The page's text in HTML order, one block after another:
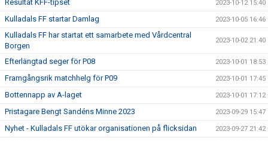
Resultat KFF-tipset 2023-10-12 15:40
Kulladals FF startar Damlag 2023-10-05 16:46
Kulladals FF har startat ett samarbete med Vårdcentral
Borgen
2023-10-02 21:40
Efterlängtad seger för P08 2023-10-01 18:53
Framgångsrik matchhelg för P09 2023-10-01 17:45
Bottennapp av A-laget 2023-10-01 17:12
Pristagare Bengt Sandéns Minne 2023 2023-09-29 15:47
Nyhet - Kulladals FF utökar organisationen på flicksidan 2023-09-27 21:42